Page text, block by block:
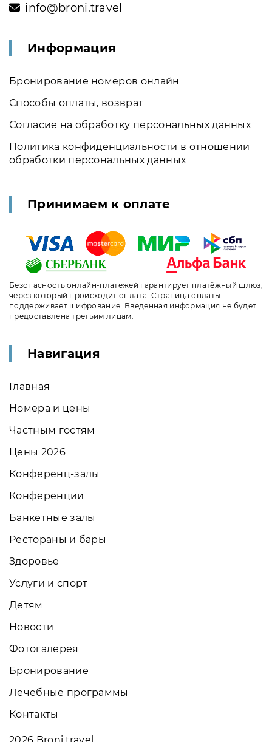
info@broni.travel
Информация
Бронирование номеров онлайн
Способы оплаты, возврат
Согласие на обработку персональных данных
Политика конфиденциальности в отношении
обработки персональных данных
Принимаем к оплате
Безопасность онлайн-платежей гарантирует платёжный шлюз,
через который происходит оплата. Страница оплаты
поддерживает шифрование. Введенная информация не будет
предоставлена третьим лицам.
Навигация
Главная
Номера и цены
Частным гостям
Цены 2026
Конференц-залы
Конференции
Банкетные залы
Рестораны и бары
Здоровье
Услуги и спорт
Детям
Новости
Фотогалерея
Бронирование
Лечебные программы
Контакты
2026 Broni.travel